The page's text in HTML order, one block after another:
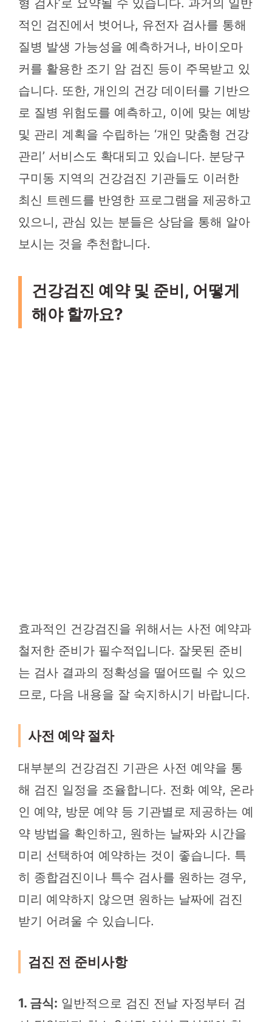
적인 검진에서 벗어나, 유전자 검사를 통해
질병 발생 가능성을 예측하거나, 바이오마
커를 활용한 조기 암 검진 등이 주목받고 있
습니다. 또한, 개인의 건강 데이터를 기반으
로 질병 위험도를 예측하고, 이에 맞는 예방
및 관리 계획을 수립하는 ‘개인 맞춤형 건강
관리’ 서비스도 확대되고 있습니다. 분당구
구미동 지역의 건강검진 기관들도 이러한
최신 트렌드를 반영한 프로그램을 제공하고
있으니, 관심 있는 분들은 상담을 통해 알아
보시는 것을 추천합니다.
건강검진 예약 및 준비, 어떻게
해야 할까요?
효과적인 건강검진을 위해서는 사전 예약과
철저한 준비가 필수적입니다. 잘못된 준비
는 검사 결과의 정확성을 떨어뜨릴 수 있으
므로, 다음 내용을 잘 숙지하시기 바랍니다.
사전 예약 절차
대부분의 건강검진 기관은 사전 예약을 통
해 검진 일정을 조율합니다. 전화 예약, 온라
인 예약, 방문 예약 등 기관별로 제공하는 예
약 방법을 확인하고, 원하는 날짜와 시간을
미리 선택하여 예약하는 것이 좋습니다. 특
히 종합검진이나 특수 검사를 원하는 경우,
미리 예약하지 않으면 원하는 날짜에 검진
받기 어려울 수 있습니다.
검진 전 준비사항
1. 금식: 일반적으로 검진 전날 자정부터 검